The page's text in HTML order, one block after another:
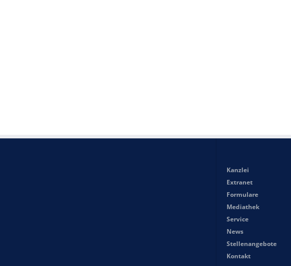
Kanzlei
Extranet
Formulare
Mediathek
Service
News
Stellenangebote
Kontakt